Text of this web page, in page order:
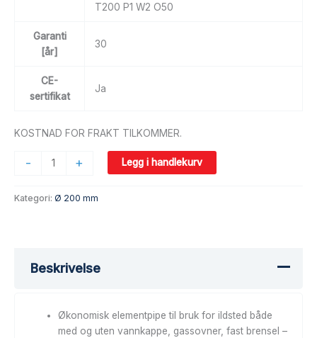
T200 P1 W2 O50
Garanti
[år]
30
CE-
sertifikat
Ja
KOSTNAD FOR FRAKT TILKOMMER.
- + Legg i handlekurv
Kategori: Ø 200 mm
Beskrivelse
Økonomisk elementpipe til bruk for ildsted både
med og uten vannkappe, gassovner, fast brensel –